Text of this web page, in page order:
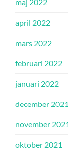
maj 2022
april 2022
mars 2022
februari 2022
januari 2022
december 2021
november 2021
oktober 2021